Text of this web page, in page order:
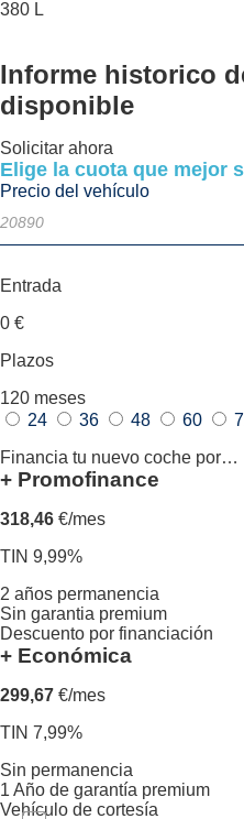
380 L
Informe historico
disponible
Solicitar ahora
Elige la cuota que mejor
Precio del vehículo
Entrada
0 €
Plazos
120 meses
24
36 48 60
Financia tu nuevo coche por…
+ Promofinance
318,46 €/mes
TIN 9,99%
2 años permanencia
Sin garantia premium
Descuento por financiación
+ Económica
299,67 €/mes
TIN 7,99%
Sin permanencia
1 Año de garantía premium
Vehículo de cortesía